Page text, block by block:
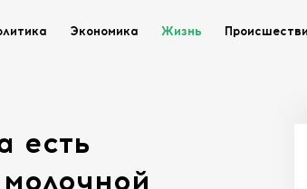
Экономика Жизнь
есть